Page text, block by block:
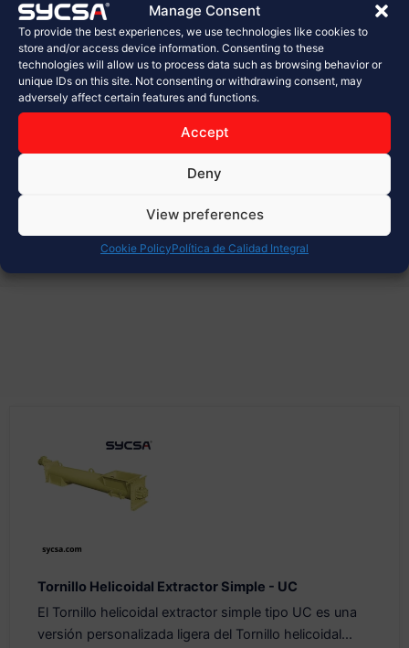
Manage Consent
To provide the best experiences, we use technologies like cookies to
store and/or access device information. Consenting to these
technologies will allow us to process data such as browsing behavior or
unique IDs on this site. Not consenting or withdrawing consent, may
adversely affect certain features and functions.
Accept
Deny
View preferences
Cookie PolicyPolítica de Calidad Integral
Ventajas
Diseño sólido y alta durabilidad.
Fácil instalación gracias a los componentes
modulares
Adecuado para el uso en ambientes
explosivos
Tornillo Helicoidal Extractor Simple - UC
El Tornillo helicoidal extractor simple tipo UC es una
versión personalizada ligera del Tornillo helicoidal...